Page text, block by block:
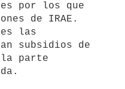
por los que
de IRAE.
las
subsidios de
parte